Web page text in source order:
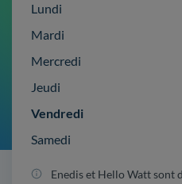
Lundi
Mardi
Mercredi
Jeudi
Vendredi
Samedi
Enedis et Hello Watt sont